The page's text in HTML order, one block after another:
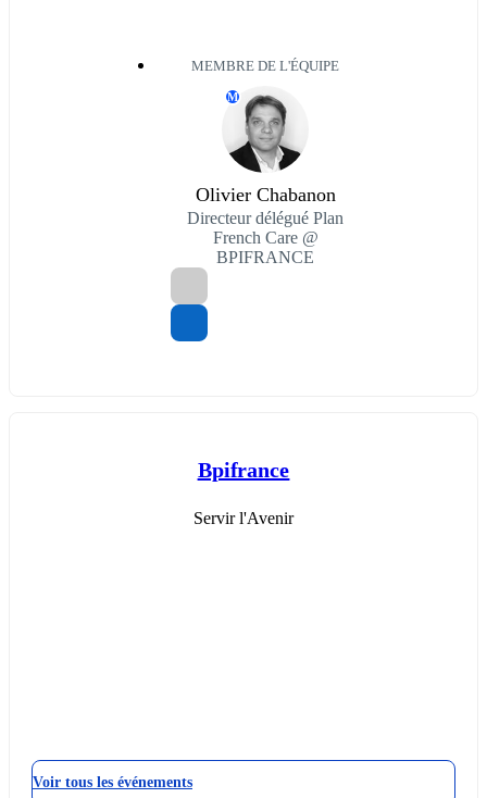
MEMBRE DE L'ÉQUIPE
M
Olivier Chabanon
Directeur délégué Plan
French Care @
BPIFRANCE
Bpifrance
Servir l'Avenir
Voir tous les événements